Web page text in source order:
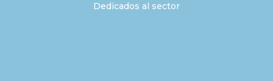
Dedicados al sector